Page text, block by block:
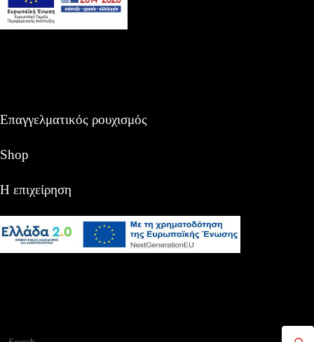
Επαγγελματικός ρουχισμός
Shop
Η επιχείρηση